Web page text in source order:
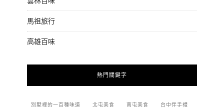
馬祖旅行
高雄百味
熱門關鍵字
別墅裡的一百種味道 北屯美食 南屯美食 台中伴手禮